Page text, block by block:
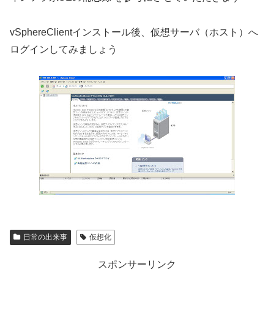
vSphereClientインストール後、仮想サーバ（ホスト）へ
ログインしてみましょう
日常の出来事 仮想化
スポンサーリンク